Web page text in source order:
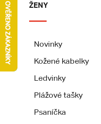
ŽENY
Novinky
Kožené kabelky
Ledvinky
Plážové tašky
Psaníčka